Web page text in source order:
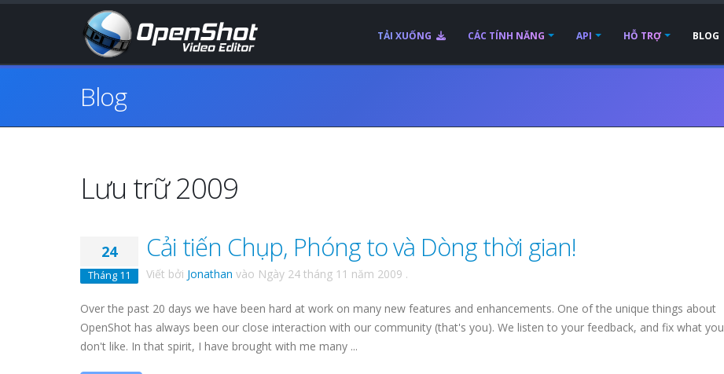
TẢI XUỐNG CÁC TÍNH NĂNG API HỖ TRỢ BLOG
Blog
Lưu trữ 2009
24
Tháng 11
Cải tiến Chụp, Phóng to và Dòng thời gian!
Viết bởi Jonathan vào Ngày 24 tháng 11 năm 2009 .
Over the past 20 days we have been hard at work on many new features and enhancements. One of the unique things about
OpenShot has always been our close interaction with our community (that's you). We listen to your feedback, and fix what you
don't like. In that spirit, I have brought with me many ...